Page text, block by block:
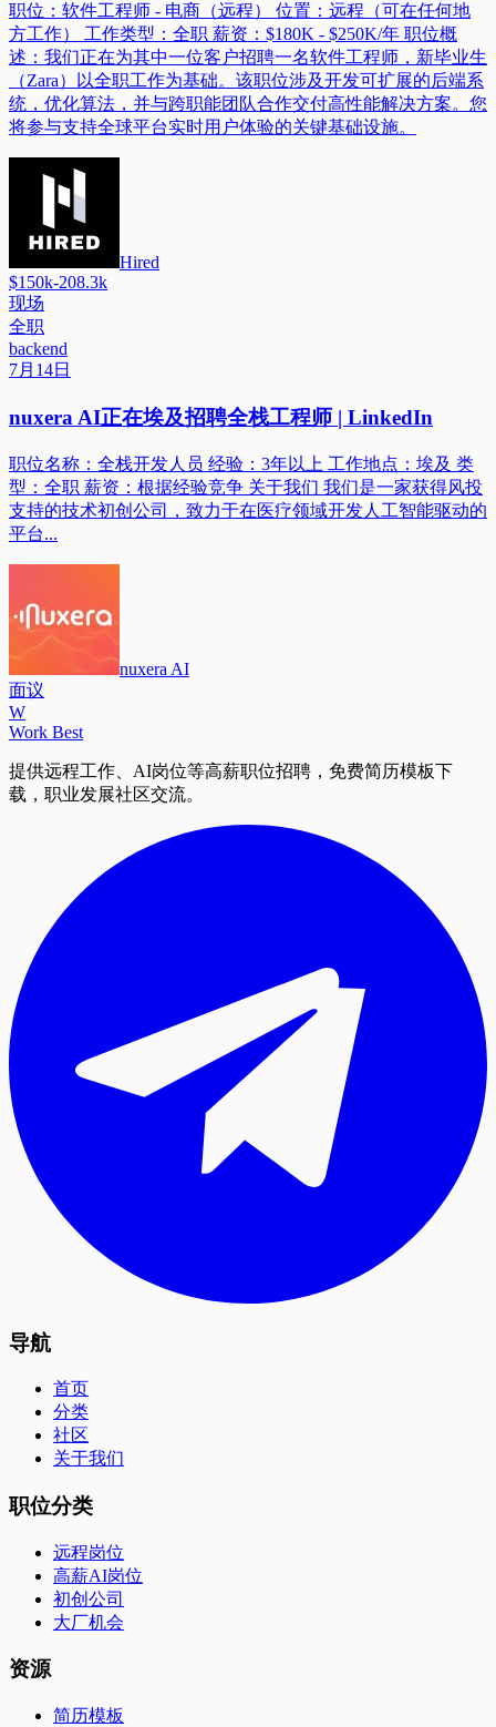
职位：软件工程师 - 电商（远程） 位置：远程（可在任何地
方工作） 工作类型：全职 薪资：$180K - $250K/年 职位概
述：我们正在为其中一位客户招聘一名软件工程师，新毕业生
（Zara）以全职工作为基础。该职位涉及开发可扩展的后端系
统，优化算法，并与跨职能团队合作交付高性能解决方案。您
将参与支持全球平台实时用户体验的关键基础设施。
Hired
$150k-208.3k
现场
全职
backend
7月14日
nuxera AI正在埃及招聘全栈工程师 | LinkedIn
职位名称：全栈开发人员 经验：3年以上 工作地点：埃及 类
型：全职 薪资：根据经验竞争 关于我们 我们是一家获得风投
支持的技术初创公司，致力于在医疗领域开发人工智能驱动的
平台...
nuxera AI
面议
W
Work Best
提供远程工作、AI岗位等高薪职位招聘，免费简历模板下
载，职业发展社区交流。
导航
首页
分类
社区
关于我们
职位分类
远程岗位
高薪AI岗位
初创公司
大厂机会
资源
简历模板